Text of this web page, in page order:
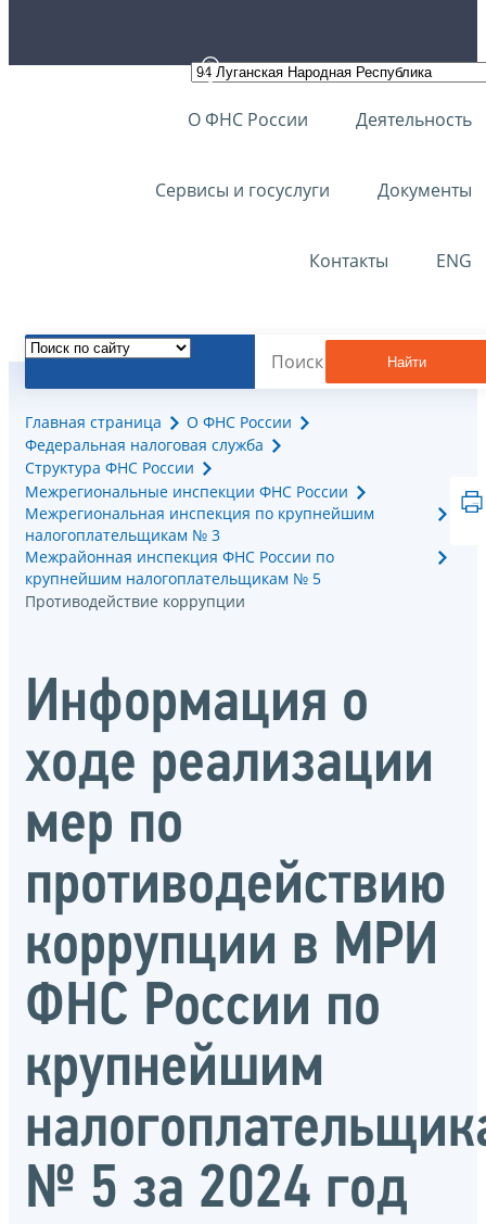
О ФНС России Деятельность
Сервисы и госуслуги Документы
Контакты ENG
Найти
Главная страница
О ФНС России
Федеральная налоговая служба
Структура ФНС России
Межрегиональные инспекции ФНС России
Межрегиональная инспекция по крупнейшим
налогоплательщикам № 3
Межрайонная инспекция ФНС России по
крупнейшим налогоплательщикам № 5
Противодействие коррупции
Информация о
ходе реализации
мер по
противодействию
коррупции в МРИ
ФНС России по
крупнейшим
№ 5 за 2024 год